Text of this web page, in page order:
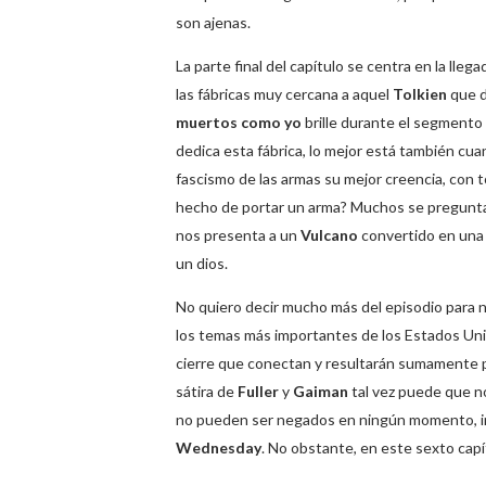
son ajenas.
La parte final del capítulo se centra en la
las fábricas muy cercana a aquel Tolkien que
muertos como yo brille durante el segmento
dedica esta fábrica, lo mejor está también
fascismo de las armas su mejor creencia,
hecho de portar un arma? Muchos se
nos presenta a un Vulcano convertido en una
un dios.
No quiero decir mucho más del episodio para
los temas más importantes de los Estados
cierre que conectan y resultarán sumamente
sátira de Fullery Gaiman tal vez puede que
no pueden ser negados en ningún momento,
Wednesday. No obstante, en este sexto